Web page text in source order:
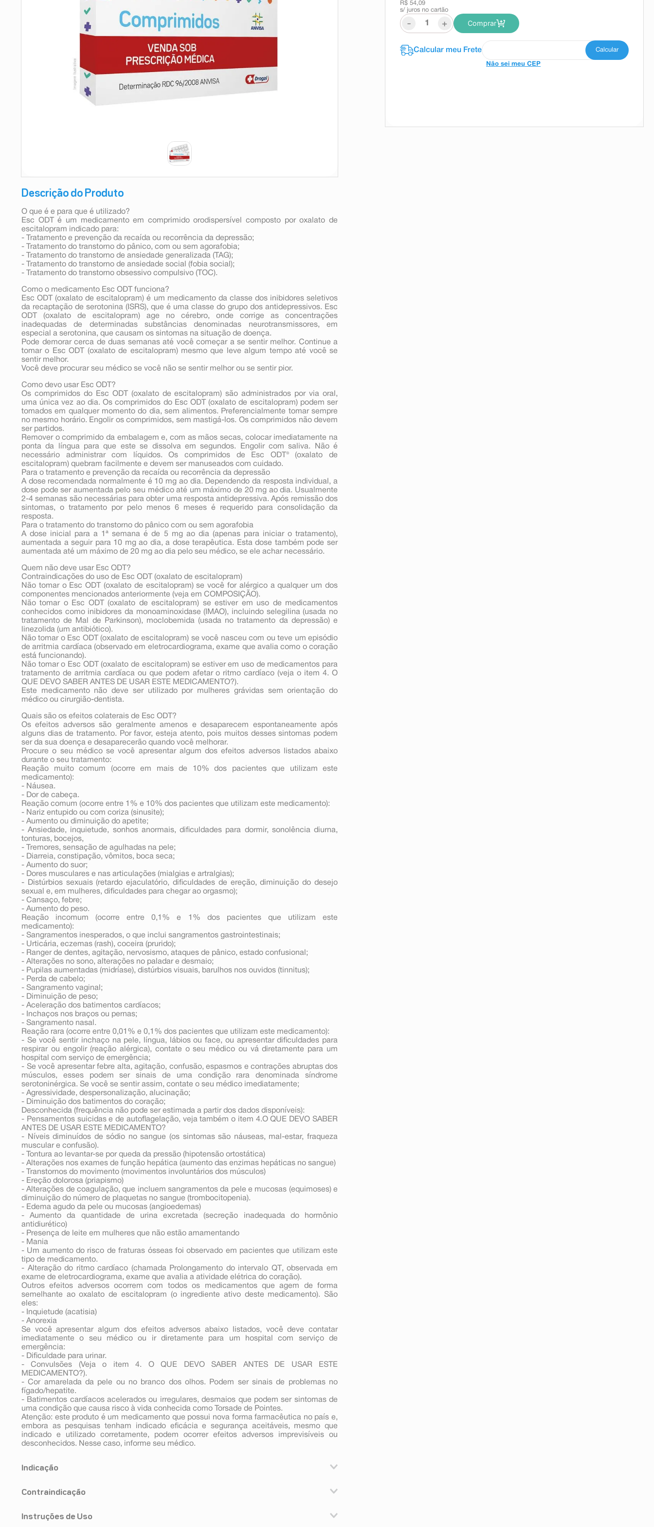
Descrição do Produto
O que é e para que é utilizado?
Esc ODT é um medicamento em comprimido orodispersível composto por oxalato de
escitalopram indicado para:
- Tratamento e prevenção da recaída ou recorrência da depressão;
- Tratamento do transtorno do pânico, com ou sem agorafobia;
- Tratamento do transtorno de ansiedade generalizada (TAG);
- Tratamento do transtorno de ansiedade social (fobia social);
- Tratamento do transtorno obsessivo compulsivo (TOC).
Como o medicamento Esc ODT funciona?
Esc ODT (oxalato de escitalopram) é um medicamento da classe dos inibidores seletivos
da recaptação de serotonina (ISRS), que é uma classe do grupo dos antidepressivos. Esc
ODT (oxalato de escitalopram) age no cérebro, onde corrige as concentrações
inadequadas de determinadas substâncias denominadas neurotransmissores, em
especial a serotonina, que causam os sintomas na situação de doença.
Pode demorar cerca de duas semanas até você começar a se sentir melhor. Continue a
tomar o Esc ODT (oxalato de escitalopram) mesmo que leve algum tempo até você se
sentir melhor.
Você deve procurar seu médico se você não se sentir melhor ou se sentir pior.
Como devo usar Esc ODT?
Os comprimidos do Esc ODT (oxalato de escitalopram) são administrados por via oral,
uma única vez ao dia. Os comprimidos do Esc ODT (oxalato de escitalopram) podem ser
tomados em qualquer momento do dia, sem alimentos. Preferencialmente tomar sempre
no mesmo horário. Engolir os comprimidos, sem mastigá-los. Os comprimidos não devem
ser partidos.
Remover o comprimido da embalagem e, com as mãos secas, colocar imediatamente na
ponta da língua para que este se dissolva em segundos. Engolir com saliva. Não é
necessário administrar com líquidos. Os comprimidos de Esc ODT® (oxalato de
escitalopram) quebram facilmente e devem ser manuseados com cuidado.
Para o tratamento e prevenção da recaída ou recorrência da depressão
A dose recomendada normalmente é 10 mg ao dia. Dependendo da resposta individual, a
dose pode ser aumentada pelo seu médico até um máximo de 20 mg ao dia. Usualmente
2-4 semanas são necessárias para obter uma resposta antidepressiva. Após remissão dos
sintomas, o tratamento por pelo menos 6 meses é requerido para consolidação da
resposta.
Para o tratamento do transtorno do pânico com ou sem agorafobia
A dose inicial para a 1ª semana é de 5 mg ao dia (apenas para iniciar o tratamento),
aumentada a seguir para 10 mg ao dia, a dose terapêutica. Esta dose também pode ser
aumentada até um máximo de 20 mg ao dia pelo seu médico, se ele achar necessário.
Quem não deve usar Esc ODT?
Contraindicações do uso de Esc ODT (oxalato de escitalopram)
Não tomar o Esc ODT (oxalato de escitalopram) se você for alérgico a qualquer um dos
componentes mencionados anteriormente (veja em COMPOSIÇÃO).
Não tomar o Esc ODT (oxalato de escitalopram) se estiver em uso de medicamentos
conhecidos como inibidores da monoaminoxidase (IMAO), incluindo selegilina (usada no
tratamento de Mal de Parkinson), moclobemida (usada no tratamento da depressão) e
linezolida (um antibiótico).
Não tomar o Esc ODT (oxalato de escitalopram) se você nasceu com ou teve um episódio
de arritmia cardíaca (observado em eletrocardiograma, exame que avalia como o coração
está funcionando).
Não tomar o Esc ODT (oxalato de escitalopram) se estiver em uso de medicamentos para
tratamento de arritmia cardíaca ou que podem afetar o ritmo cardíaco (veja o item 4. O
QUE DEVO SABER ANTES DE USAR ESTE MEDICAMENTO?).
Este medicamento não deve ser utilizado por mulheres grávidas sem orientação do
médico ou cirurgião-dentista.
Quais são os efeitos colaterais de Esc ODT?
Os efeitos adversos são geralmente amenos e desaparecem espontaneamente após
alguns dias de tratamento. Por favor, esteja atento, pois muitos desses sintomas podem
ser da sua doença e desaparecerão quando você melhorar.
Procure o seu médico se você apresentar algum dos efeitos adversos listados abaixo
durante o seu tratamento:
Reação muito comum (ocorre em mais de 10% dos pacientes que utilizam este
medicamento):
- Náusea.
- Dor de cabeça.
Reação comum (ocorre entre 1% e 10% dos pacientes que utilizam este medicamento):
- Nariz entupido ou com coriza (sinusite);
- Aumento ou diminuição do apetite;
- Ansiedade, inquietude, sonhos anormais, dificuldades para dormir, sonolência diurna,
tonturas, bocejos,
- Tremores, sensação de agulhadas na pele;
- Diarreia, constipação, vômitos, boca seca;
- Aumento do suor;
- Dores musculares e nas articulações (mialgias e artralgias);
- Distúrbios sexuais (retardo ejaculatório, dificuldades de ereção, diminuição do desejo
sexual e, em mulheres, dificuldades para chegar ao orgasmo);
- Cansaço, febre;
- Aumento do peso.
Reação incomum (ocorre entre 0,1% e 1% dos pacientes que utilizam este
medicamento):
- Sangramentos inesperados, o que inclui sangramentos gastrointestinais;
- Urticária, eczemas (rash), coceira (prurido);
- Ranger de dentes, agitação, nervosismo, ataques de pânico, estado confusional;
- Alterações no sono, alterações no paladar e desmaio;
- Pupilas aumentadas (midríase), distúrbios visuais, barulhos nos ouvidos (tinnitus);
- Perda de cabelo;
- Sangramento vaginal;
- Diminuição de peso;
- Aceleração dos batimentos cardíacos;
- Inchaços nos braços ou pernas;
- Sangramento nasal.
Reação rara (ocorre entre 0,01% e 0,1% dos pacientes que utilizam este medicamento):
- Se você sentir inchaço na pele, língua, lábios ou face, ou apresentar dificuldades para
respirar ou engolir (reação alérgica), contate o seu médico ou vá diretamente para um
hospital com serviço de emergência;
- Se você apresentar febre alta, agitação, confusão, espasmos e contrações abruptas dos
músculos, esses podem ser sinais de uma condição rara denominada síndrome
serotoninérgica. Se você se sentir assim, contate o seu médico imediatamente;
- Agressividade, despersonalização, alucinação;
- Diminuição dos batimentos do coração;
Desconhecida (frequência não pode ser estimada a partir dos dados disponíveis):
- Pensamentos suicidas e de autoflagelação, veja também o item 4.O QUE DEVO SABER
ANTES DE USAR ESTE MEDICAMENTO?
- Níveis diminuídos de sódio no sangue (os sintomas são náuseas, mal-estar, fraqueza
muscular e confusão).
- Tontura ao levantar-se por queda da pressão (hipotensão ortostática)
- Alterações nos exames de função hepática (aumento das enzimas hepáticas no sangue)
- Transtornos do movimento (movimentos involuntários dos músculos)
- Ereção dolorosa (priapismo)
- Alterações de coagulação, que incluem sangramentos da pele e mucosas (equimoses) e
diminuição do número de plaquetas no sangue (trombocitopenia).
- Edema agudo da pele ou mucosas (angioedemas)
- Aumento da quantidade de urina excretada (secreção inadequada do hormônio
antidiurético)
- Presença de leite em mulheres que não estão amamentando
- Mania
- Um aumento do risco de fraturas ósseas foi observado em pacientes que utilizam este
tipo de medicamento.
- Alteração do ritmo cardíaco (chamada Prolongamento do intervalo QT, observada em
exame de eletrocardiograma, exame que avalia a atividade elétrica do coração).
Outros efeitos adversos ocorrem com todos os medicamentos que agem de forma
semelhante ao oxalato de escitalopram (o ingrediente ativo deste medicamento). São
eles:
- Inquietude (acatisia)
- Anorexia
Se você apresentar algum dos efeitos adversos abaixo listados, você deve contatar
imediatamente o seu médico ou ir diretamente para um hospital com serviço de
emergência:
- Dificuldade para urinar.
- Convulsões (Veja o item 4. O QUE DEVO SABER ANTES DE USAR ESTE
MEDICAMENTO?).
- Cor amarelada da pele ou no branco dos olhos. Podem ser sinais de problemas no
fígado/hepatite.
- Batimentos cardíacos acelerados ou irregulares, desmaios que podem ser sintomas de
uma condição que causa risco à vida conhecida como Torsade de Pointes.
Atenção: este produto é um medicamento que possui nova forma farmacêutica no país e,
embora as pesquisas tenham indicado eficácia e segurança aceitáveis, mesmo que
indicado e utilizado corretamente, podem ocorrer efeitos adversos imprevisíveis ou
desconhecidos. Nesse caso, informe seu médico.
Indicação
- Tratamento e prevenção da recaída ou recorrência da depressão;
- Tratamento do transtorno de ansiedade social (fobia social);
Contraindicação
(oxalato de escitalopram) se você for alérgico a qualquer um dos componentes
Instruções de Uso
R$ 54,09
s/ juros no cartão
- + Comprar
Não sei meu CEP
10ºshampoo